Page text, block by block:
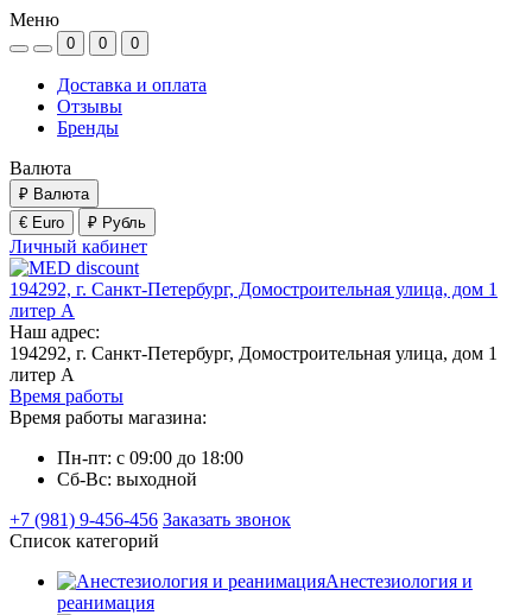
Меню
0 0 0
Доставка и оплата
Отзывы
Бренды
Валюта
₽ Валюта
€ Euro
₽ Рубль
Личный кабинет
194292, г. Санкт-Петербург, Домостроительная улица, дом 1
литер А
Наш адрес:
194292, г. Санкт-Петербург, Домостроительная улица, дом 1
литер А
Время работы
Время работы магазина:
Пн-пт: с 09:00 до 18:00
Сб-Вс: выходной
+7 (981) 9-456-456 Заказать звонок
Список категорий
Анестезиология и
реанимация